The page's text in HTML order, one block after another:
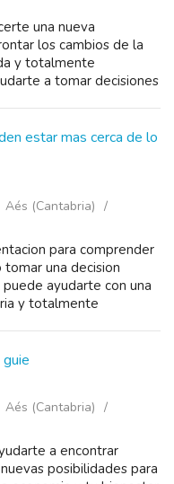
una nueva
los cambios de la
y totalmente
a tomar decisiones
estar mas cerca de lo
Aés (Cantabria)
para comprender
una decision
ayudarte con una
y totalmente
Aés (Cantabria)
a encontrar
posibilidades para